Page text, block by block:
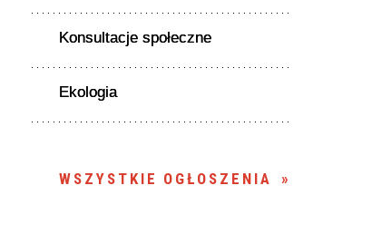
Konsultacje społeczne
Ekologia
WSZYSTKIE OGŁOSZENIA